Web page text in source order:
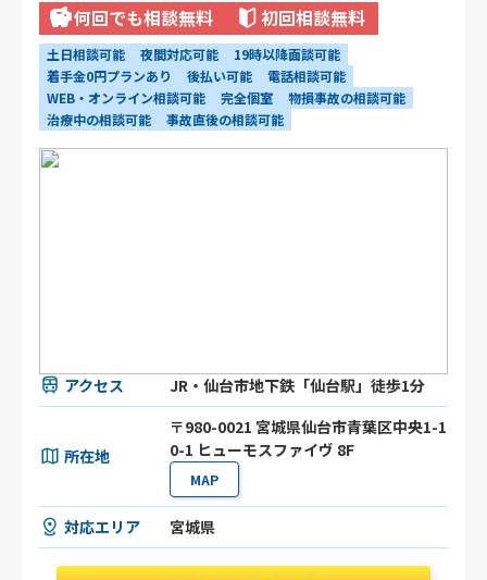
何回でも相談無料 初回相談無料
土日相談可能 夜間対応可能
19時以降面談可能
着手金0円プランあり
後払い可能
電話相談可能
WEB・オンライン相談可能
完全個室
物損事故の相談可能
治療中の相談可能
事故直後の相談可能
アクセス JR・仙台市地下鉄「仙台駅」徒歩1分
所在地
〒980-0021 宮城県仙台市青葉区中央1-1
0-1 ヒューモスファイヴ 8F
MAP
対応エリア 宮城県